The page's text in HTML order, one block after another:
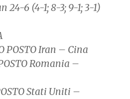
24-6 (4-1; 8-3; 9-1; 3-1)
POSTO Iran – Cina
Romania –
Stati Uniti –